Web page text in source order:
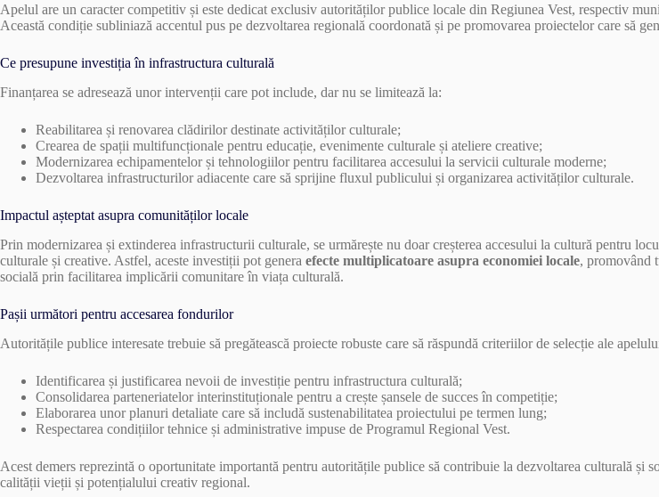
Apelul are un caracter competitiv și este dedicat exclusiv autorităților publice locale din Regiunea Vest, respectiv
Această condiție subliniază accentul pus pe dezvoltarea regională coordonată și pe promovarea proiectelor care să
Ce presupune investiția în infrastructura culturală
Finanțarea se adresează unor intervenții care pot include, dar nu se limitează la:
Reabilitarea și renovarea clădirilor destinate activităților culturale;
Crearea de spații multifuncționale pentru educație, evenimente culturale și ateliere creative;
Modernizarea echipamentelor și tehnologiilor pentru facilitarea accesului la servicii culturale moderne;
Dezvoltarea infrastructurilor adiacente care să sprijine fluxul publicului și organizarea activităților culturale.
Impactul așteptat asupra comunităților locale
Prin modernizarea și extinderea infrastructurii culturale, se urmărește nu doar creșterea accesului la cultură pentru
culturale și creative. Astfel, aceste investiții pot genera efecte multiplicatoare asupra economiei locale, promovând
socială prin facilitarea implicării comunitare în viața culturală.
Pașii următori pentru accesarea fondurilor
Autoritățile publice interesate trebuie să pregătească proiecte robuste care să răspundă criteriilor de selecție ale
Identificarea și justificarea nevoii de investiție pentru infrastructura culturală;
Consolidarea parteneriatelor interinstituționale pentru a crește șansele de succes în competiție;
Elaborarea unor planuri detaliate care să includă sustenabilitatea proiectului pe termen lung;
Respectarea condițiilor tehnice și administrative impuse de Programul Regional Vest.
Acest demers reprezintă o oportunitate importantă pentru autoritățile publice să contribuie la dezvoltarea culturală și
calității vieții și potențialului creativ regional.